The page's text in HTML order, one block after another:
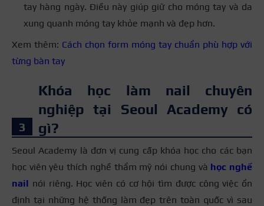
tay hàng ngày. Điều này giúp giữ cho móng tay và da
xung quanh móng tay khỏe mạnh và đẹp hơn.
Xem thêm: Cách chọn form móng tay chuẩn phù hợp với
từng bàn tay
Khóa học làm nail chuyên
nghiệp tại Seoul Academy có
gì?
Seoul Academy là đơn vị cung cấp khóa học cho các bạn
học viên yêu thích nghề thẩm mỹ nói chung và học nghề
nail nói riêng. Học viên có cơ hội tìm được công việc ổn
định tại những hệ thống làm đẹp trên toàn quốc vì sau